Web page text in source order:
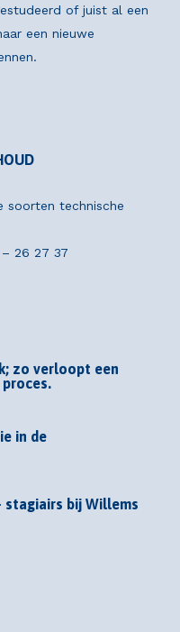
of juist al een
een nieuwe
soorten technische
– 26 27 37
zo verloopt een
in de
stagiairs bij Willems